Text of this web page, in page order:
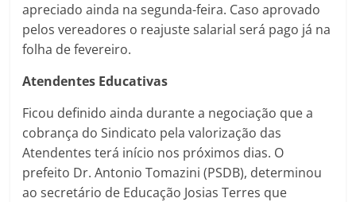
apreciado ainda na segunda-feira. Caso aprovado
pelos vereadores o reajuste salarial será pago já na
folha de fevereiro.
Atendentes Educativas
Ficou definido ainda durante a negociação que a
cobrança do Sindicato pela valorização das
Atendentes terá início nos próximos dias. O
prefeito Dr. Antonio Tomazini (PSDB), determinou
ao secretário de Educação Josias Terres que